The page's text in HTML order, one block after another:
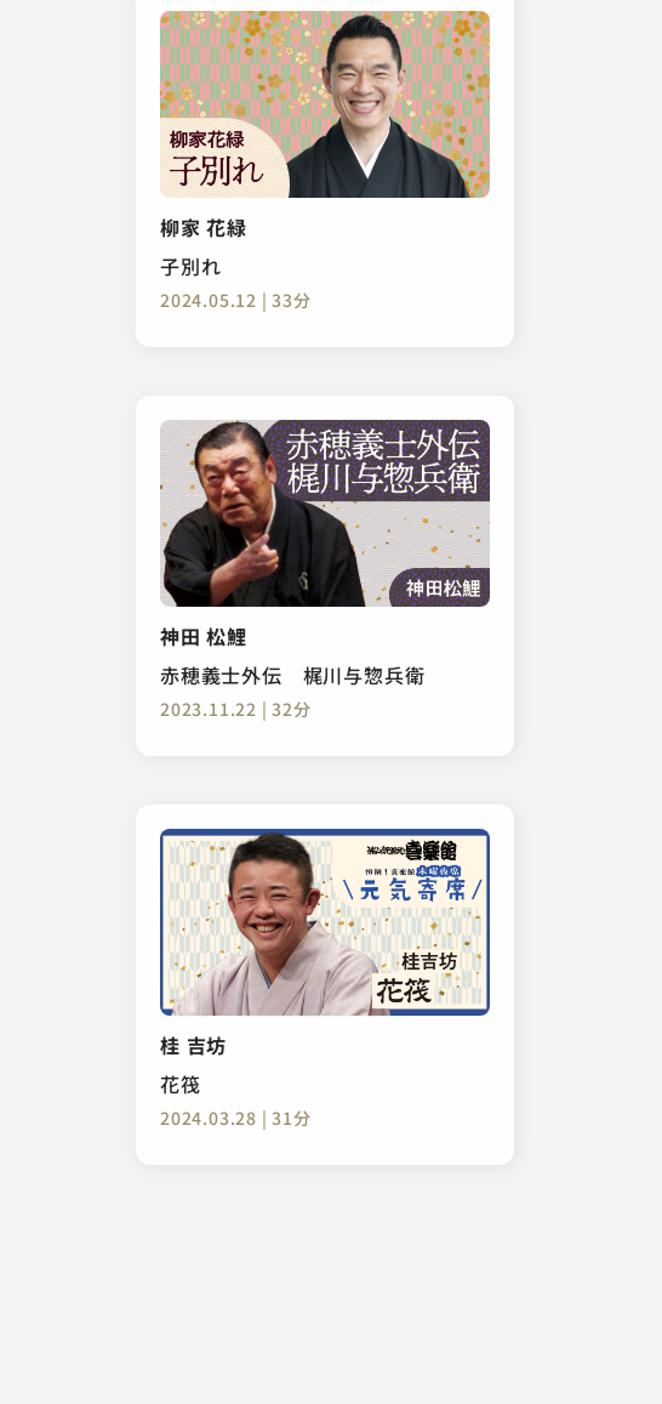
柳家 花緑
子別れ
2024.05.12 | 33分
神田 松鯉
赤穂義士外伝 梶川与惣兵衛
2023.11.22 | 32分
桂 吉坊
花筏
2024.03.28 | 31分